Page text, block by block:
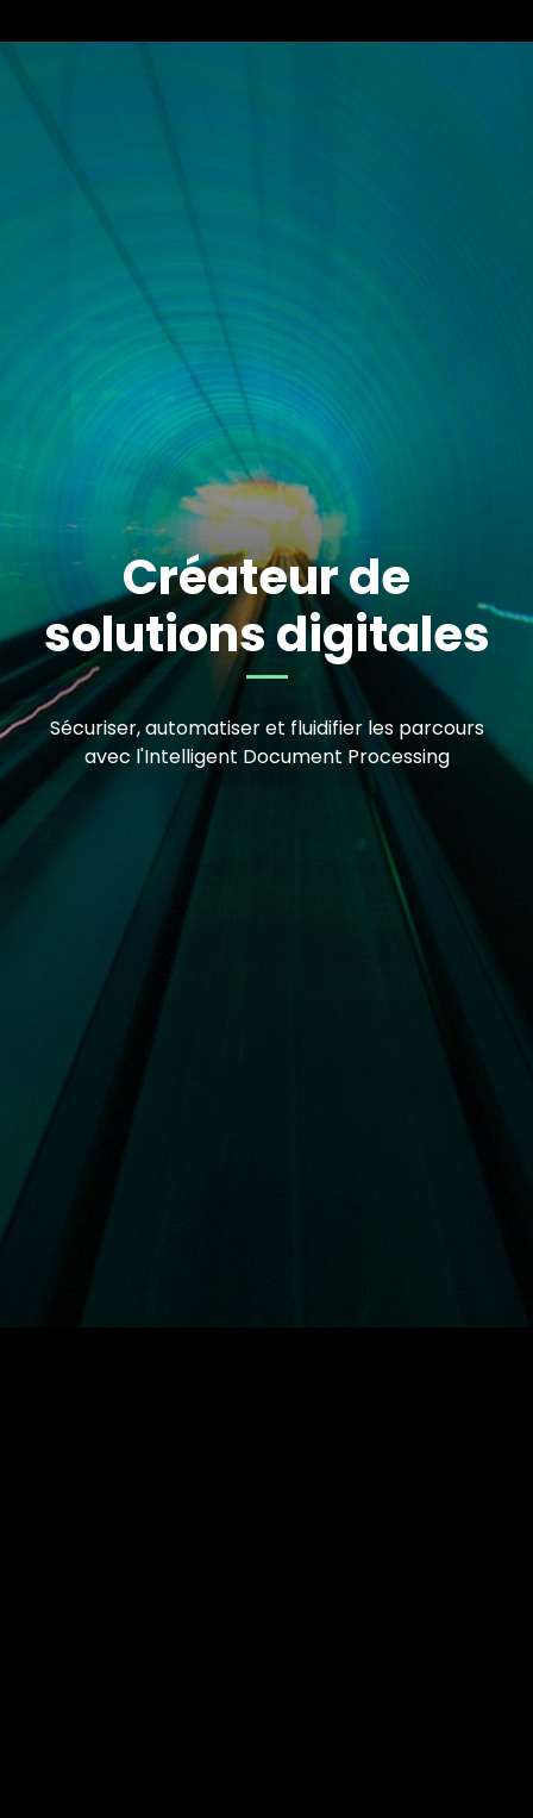
AccueilCréateur de
solutions digitales
Sécuriser, automatiser et fluidifier les parcours
avec l'Intelligent Document Processing